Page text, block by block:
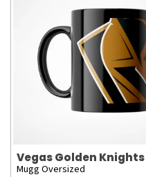
Vegas Golden Knights
Mugg Oversized